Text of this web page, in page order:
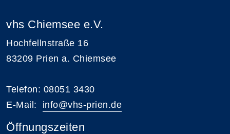
vhs Chiemsee e.V.
Hochfellnstraße 16
83209 Prien a. Chiemsee
Telefon: 08051 3430
E-Mail: info@vhs-prien.de
Öffnungszeiten